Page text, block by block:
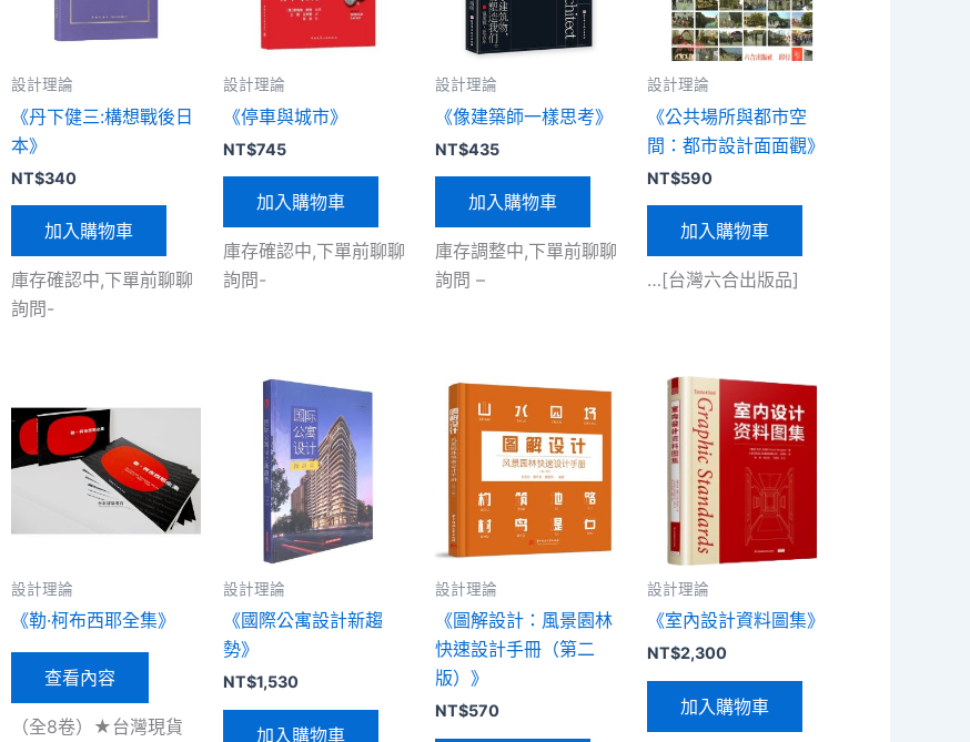
設計理論
《丹下健三:構想戰後日
本》
NT$340
加入購物車
庫存確認中,下單前聊聊
詢問-
設計理論
《停車與城市》
NT$745
加入購物車
庫存確認中,下單前聊聊
詢問-
設計理論
《像建築師一樣思考》
NT$435
加入購物車
庫存調整中,下單前聊聊
詢問 –
設計理論
《公共場所與都市空
間：都市設計面面觀》
NT$590
加入購物車
…[台灣六合出版品]
設計理論
《勒·柯布西耶全集》
查看內容
（全8卷）★台灣現貨
設計理論
《國際公寓設計新趨
勢》
NT$1,530
加入購物車
設計理論
《圖解設計：風景園林
快速設計手冊（第二
版）》
NT$570
設計理論
《室內設計資料圖集》
NT$2,300
加入購物車